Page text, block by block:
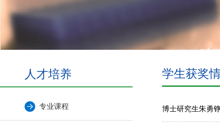
人才培养
专业课程
学生获奖
博士研究生朱勇